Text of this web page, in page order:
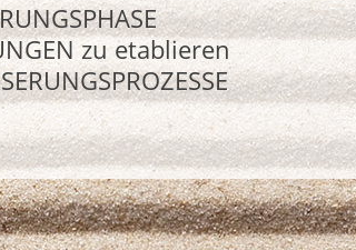
zu etablieren